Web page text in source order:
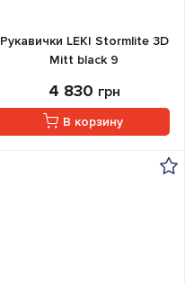
Рукавички LEKI Stormlite 3D
Mitt black 9
4 830 грн
В корзину